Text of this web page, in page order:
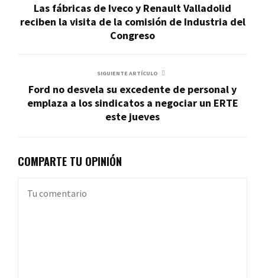
Las fábricas de Iveco y Renault Valladolid
reciben la visita de la comisión de Industria del
Congreso
SIGUIENTE ARTÍCULO
Ford no desvela su excedente de personal y
emplaza a los sindicatos a negociar un ERTE
este jueves
COMPARTE TU OPINIÓN